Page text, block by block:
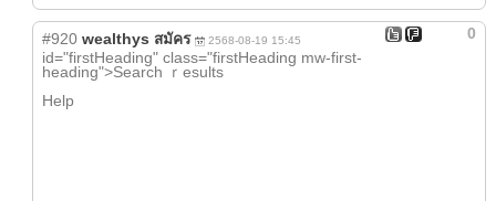
0
#920 wealthys สมัคร 2568-08-19 15:45
id="firstHeading" class="firstHeading mw-first-
heading">Search ｒesults
Help